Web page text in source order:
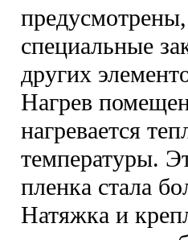
специальные
других
Нагрев
нагревается
температуры.
пленка стала
Натяжка и